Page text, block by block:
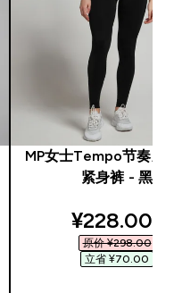
MP女士Tempo节奏系
紧身裤 - 黑
¥228.00‎
原价 ¥298.00‎
立省 ¥70.00‎